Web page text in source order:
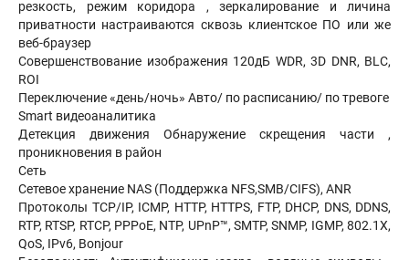
резкость, режим коридора , зеркалирование и личина
приватности настраиваются сквозь клиентское ПО или же
веб-браузер
Совершенствование изображения 120дБ WDR, 3D DNR, BLC,
ROI
Переключение «день/ночь» Авто/ по расписанию/ по тревоге
Smart видеоаналитика
Детекция движения Обнаружение скрещения части ,
проникновения в район
Сеть
Сетевое хранение NAS (Поддержка NFS,SMB/CIFS), ANR
Протоколы TCP/IP, ICMP, HTTP, HTTPS, FTP, DHCP, DNS, DDNS,
RTP, RTSP, RTCP, PPPoE, NTP, UPnP™, SMTP, SNMP, IGMP, 802.1X,
QoS, IPv6, Bonjour